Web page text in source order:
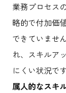
業務プロセス
略的で付加価
できていませ
れ、スキルア
にくい状況です
属人的なスキ